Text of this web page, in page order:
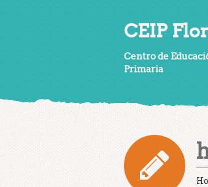
CEIP
Centro de
Primaria